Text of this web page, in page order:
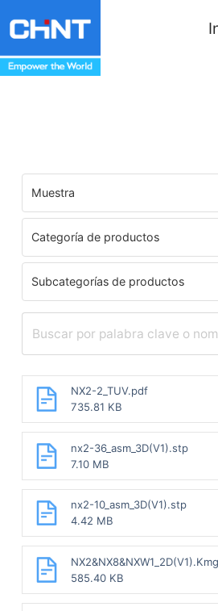
Muestra
Categoría de productos
Subcategorías de productos
NX2-2_TUV.pdf
735.81 KB
nx2-36_asm_3D(V1).stp
7.10 MB
nx2-10_asm_3D(V1).stp
4.42 MB
NX2&NX8&NXW1_2D(V1).Kmg
585.40 KB